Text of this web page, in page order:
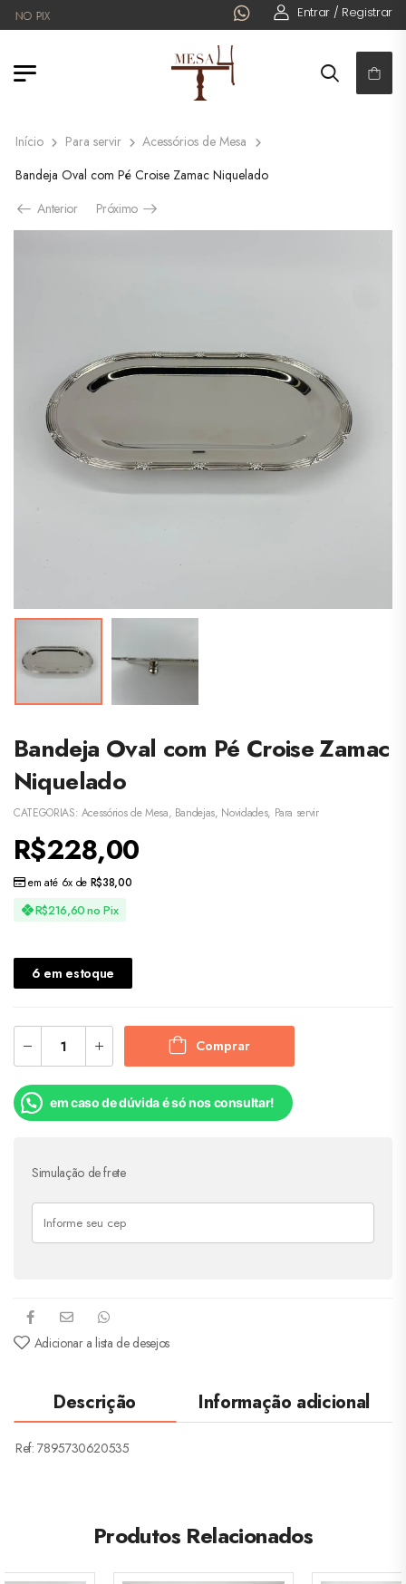
PIX Entrar / Registrar
Início Para servir
Acessórios de Mesa
Bandeja Oval com Pé Croise Zamac Niquelado
Anterior
Próximo
Bandeja Oval com Pé Croise Zamac
Niquelado
CATEGORIAS: Acessórios de Mesa, Bandejas, Novidades, Para servir
R$228,00
R$216,60no Pix
em até 6x de R$38,00
6 em estoque
Comprar
em caso de dúvida é só nos consultar!
Simulação de frete
Adicionar a lista de desejos
Descrição Informação adicional
Ref: 7895730620535
Produtos Relacionados